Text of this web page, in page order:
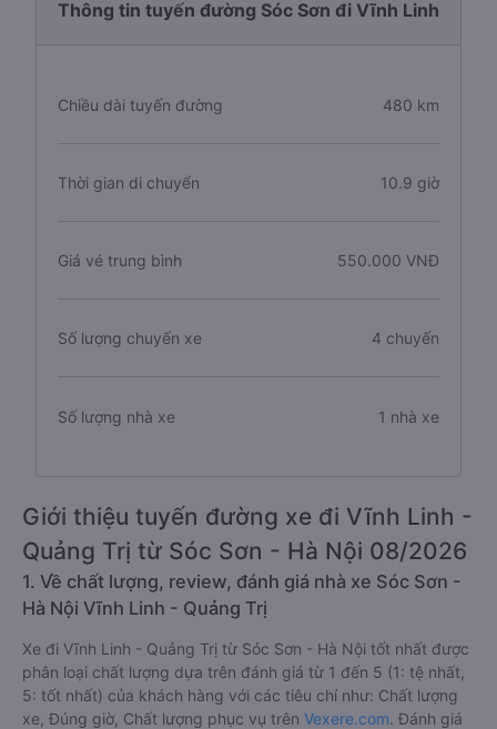
Thông tin tuyến đường Sóc Sơn đi Vĩnh Linh
Chiều dài tuyến đường 480 km
Thời gian di chuyển 10.9 giờ
Giá vé trung bình 550.000 VNĐ
Số lượng chuyến xe 4 chuyến
Số lượng nhà xe 1 nhà xe
Giới thiệu tuyến đường xe đi Vĩnh Linh -
Quảng Trị từ Sóc Sơn - Hà Nội 08/2026
1. Về chất lượng, review, đánh giá nhà xe Sóc Sơn -
Hà Nội Vĩnh Linh - Quảng Trị
Xe đi Vĩnh Linh - Quảng Trị từ Sóc Sơn - Hà Nội tốt nhất được
phân loại chất lượng dựa trên đánh giá từ 1 đến 5 (1: tệ nhất,
5: tốt nhất) của khách hàng với các tiêu chí như: Chất lượng
xe, Đúng giờ, Chất lượng phục vụ trên Vexere.com. Đánh giá